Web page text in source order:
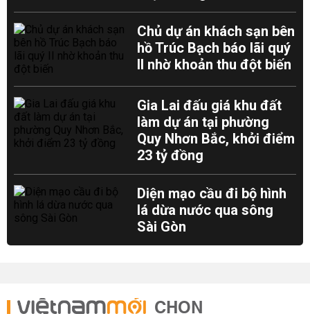
Chủ dự án khách sạn bên
hồ Trúc Bạch báo lãi quý
II nhờ khoản thu đột biến
Gia Lai đấu giá khu đất
làm dự án tại phường
Quy Nhơn Bắc, khởi điểm
23 tỷ đồng
Diện mạo cầu đi bộ hình
lá dừa nước qua sông
Sài Gòn